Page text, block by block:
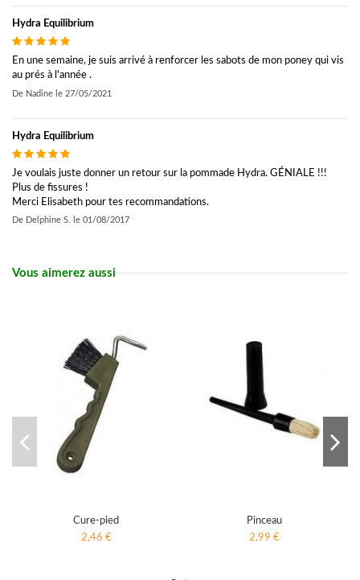
Hydra Equilibrium
En une semaine, je suis arrivé à renforcer les sabots de mon poney qui vis
au prés à l'année .
De Nadine le 27/05/2021
Hydra Equilibrium
Je voulais juste donner un retour sur la pommade Hydra. GÉNIALE !!!
Plus de fissures !
Merci Elisabeth pour tes recommandations.
De Delphine S. le 01/08/2017
Vous aimerez aussi
Cure-pied
2,46 €
Pinceau
2,99 €